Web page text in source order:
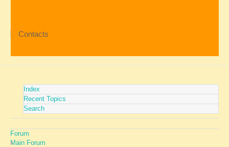
Contacts
Index
Recent Topics
Search
Forum
Main Forum